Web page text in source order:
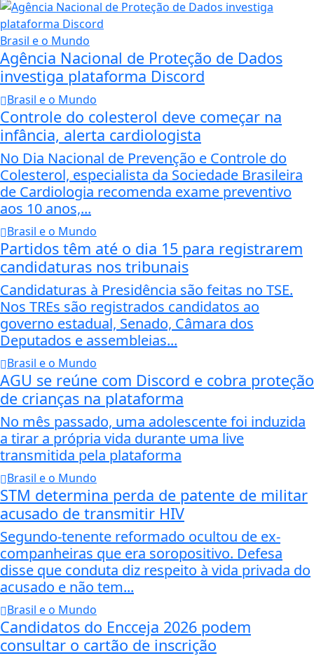
Brasil e o Mundo
Agência Nacional de Proteção de Dados
investiga plataforma Discord
Brasil e o Mundo
Controle do colesterol deve começar na
infância, alerta cardiologista
No Dia Nacional de Prevenção e Controle do
Colesterol, especialista da Sociedade Brasileira
de Cardiologia recomenda exame preventivo
aos 10 anos,...
Brasil e o Mundo
Partidos têm até o dia 15 para registrarem
candidaturas nos tribunais
Candidaturas à Presidência são feitas no TSE.
Nos TREs são registrados candidatos ao
governo estadual, Senado, Câmara dos
Deputados e assembleias...
Brasil e o Mundo
AGU se reúne com Discord e cobra proteção
de crianças na plataforma
No mês passado, uma adolescente foi induzida
a tirar a própria vida durante uma live
transmitida pela plataforma
Brasil e o Mundo
STM determina perda de patente de militar
acusado de transmitir HIV
Segundo-tenente reformado ocultou de ex-
companheiras que era soropositivo. Defesa
disse que conduta diz respeito à vida privada do
acusado e não tem...
Brasil e o Mundo
Candidatos do Encceja 2026 podem
consultar o cartão de inscrição